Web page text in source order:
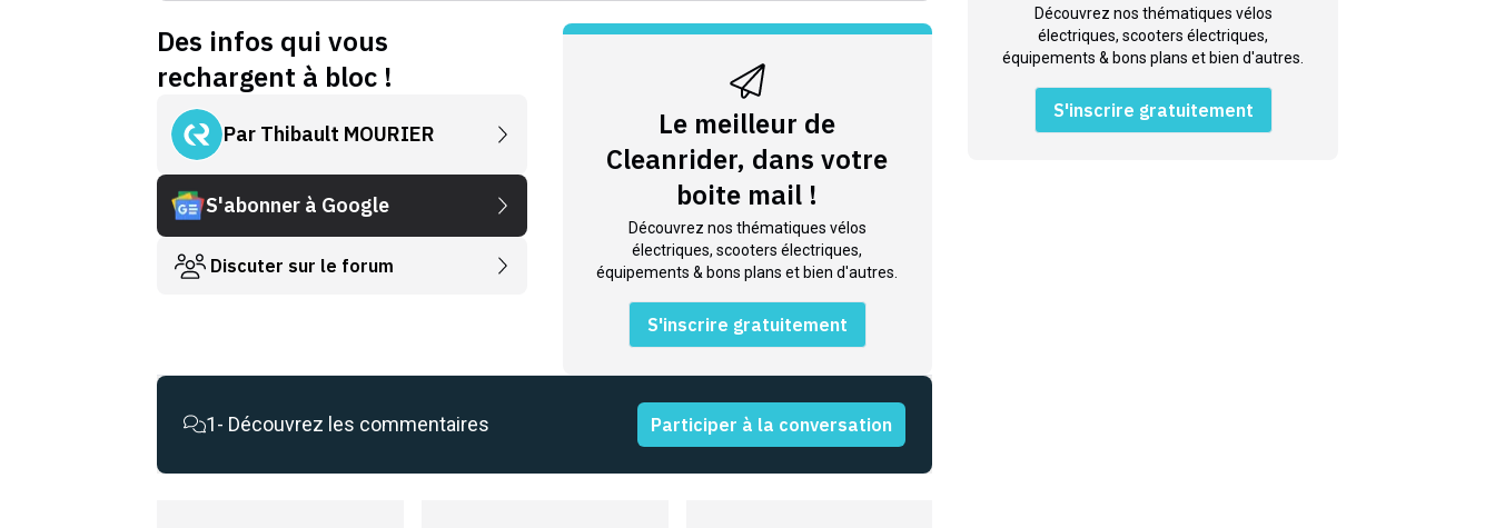
Des infos qui vous
rechargent à bloc !
Par Thibault MOURIER
S'abonner à Google
Discuter sur le forum
Le meilleur de
Cleanrider, dans votre
boite mail !
Découvrez nos thématiques vélos
électriques, scooters électriques,
équipements & bons plans et bien d'autres.
S'inscrire gratuitement
1- Découvrez les commentaires Participer à la conversation
Découvrez nos thématiques vélos
électriques, scooters électriques,
équipements & bons plans et bien d'autres.
S'inscrire gratuitement